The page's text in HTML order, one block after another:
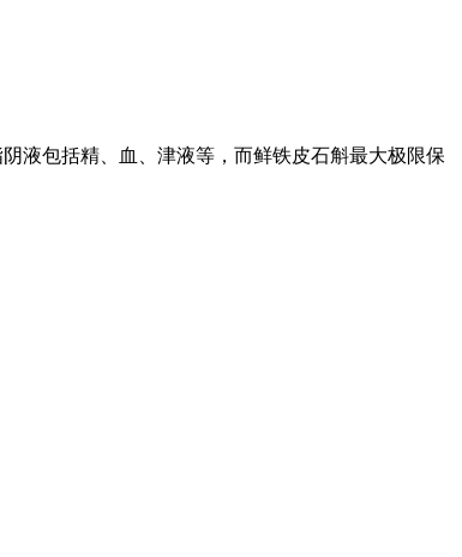
液包括精、血、津液等，而鲜铁皮石斛最大极限保